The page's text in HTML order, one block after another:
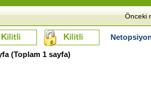
Önceki
(Toplam 1 sayfa)